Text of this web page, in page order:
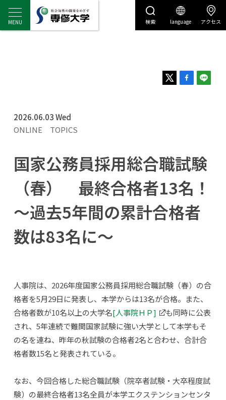
検索 language アクセス
センディナビ センディナビTOP
2026.06.03 Wed
ONLINE
TOPICS
国家公務員採用総合職試験
（春） 最終合格者13名！
～過去5年間の累計合格者
数は83名に～
人事院は、2026年度国家公務員採用総合職試験（春）の合
格者を5月29日に発表し、本学からは13名が合格。また、
合格者数が10名以上の大学名[人事院ＨＰ]
も同時に公表
され、5年連続で難関国家試験に強い大学として本学もそ
の名を連ね、昨年の秋試験の合格者2名と合わせ、合計合
格者数15名と発表されている。
なお、今回合格した総合職試験（院卒者試験・大卒程度試
験）の最終合格者13名全員が本学エクステンションセンタ